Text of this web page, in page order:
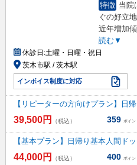
特徴 当院
ぐの好立
近年増加
読む▼
休診日:土曜・日曜・祝日
茨木市駅 / 茨木駅
インボイス制度に対応
【リピーターの方向けプラン】日
39,500円 （税込） 359 ポイン
【基本プラン】日帰り基本人間ド
44,000円 （税込） 400 ポイン